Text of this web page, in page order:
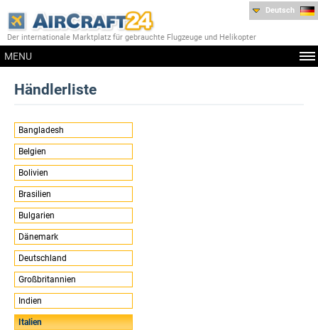
Der internationale Marktplatz für gebrauchte Flugzeuge und Helikopter
MENU
Deutsch
Händlerliste
Bangladesh
Belgien
Bolivien
Brasilien
Bulgarien
Dänemark
Deutschland
Großbritannien
Indien
Italien